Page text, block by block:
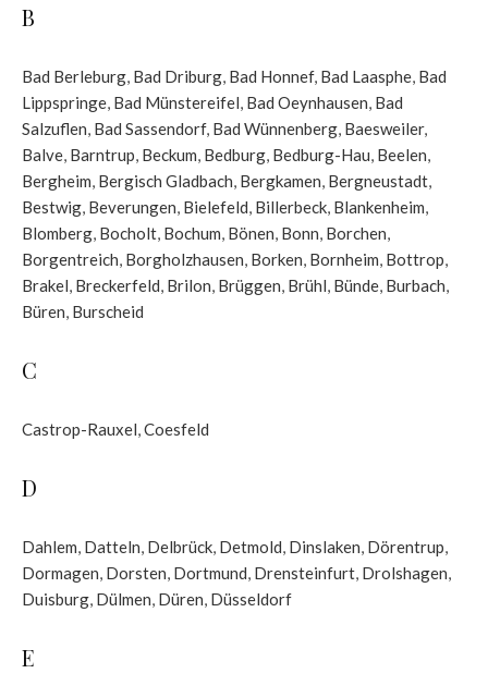
B
Bad Berleburg, Bad Driburg, Bad Honnef, Bad Laasphe, Bad
Lippspringe, Bad Münstereifel, Bad Oeynhausen, Bad
Salzuflen, Bad Sassendorf, Bad Wünnenberg, Baesweiler,
Balve, Barntrup, Beckum, Bedburg, Bedburg-Hau, Beelen,
Bergheim, Bergisch Gladbach, Bergkamen, Bergneustadt,
Bestwig, Beverungen, Bielefeld, Billerbeck, Blankenheim,
Blomberg, Bocholt, Bochum, Bönen, Bonn, Borchen,
Borgentreich, Borgholzhausen, Borken, Bornheim, Bottrop,
Brakel, Breckerfeld, Brilon, Brüggen, Brühl, Bünde, Burbach,
Büren, Burscheid
C
Castrop-Rauxel,Coesfeld
D
Dahlem, Datteln, Delbrück, Detmold, Dinslaken, Dörentrup,
Dormagen, Dorsten, Dortmund, Drensteinfurt, Drolshagen,
Duisburg, Dülmen, Düren, Düsseldorf
E